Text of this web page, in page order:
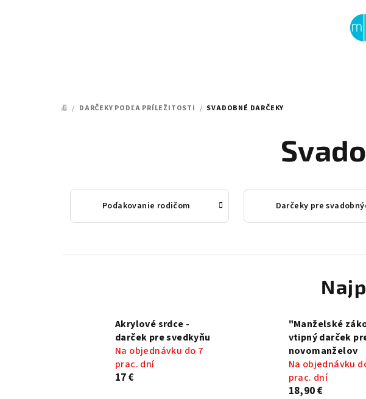
DOMOV
/ DARČEKY PODĽA PRÍLEŽITOSTI / SVADOBNÉ DARČEKY
Poďakovanie rodičom
Akrylové srdce -
darček pre svedkyňu
Na objednávku do 7
prac. dní
17 €
"Manželské
vtipný darček
novomanželov
Na objednávku
prac. dní
18,90 €